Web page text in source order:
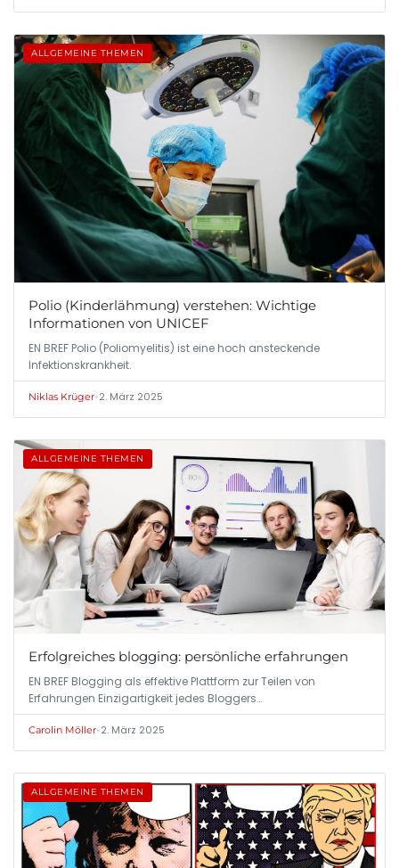
ALLGEMEINE THEMEN
Polio (Kinderlähmung) verstehen: Wichtige
Informationen von UNICEF
EN BREF Polio (Poliomyelitis) ist eine hoch ansteckende
Infektionskrankheit.
Niklas Krüger•2. März 2025
ALLGEMEINE THEMEN
Erfolgreiches blogging: persönliche erfahrungen
EN BREF Blogging als effektive Plattform zur Teilen von
Erfahrungen Einzigartigkeit jedes Bloggers…
Carolin Möller•2. März 2025
ALLGEMEINE THEMEN